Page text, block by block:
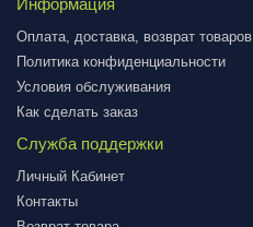
Информация
Оплата, доставка, возврат товаров
Политика конфиденциальности
Условия обслуживания
Как сделать заказ
Служба поддержки
Личный Кабинет
Контакты